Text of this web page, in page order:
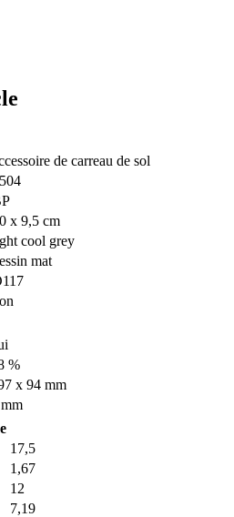
de carreau de sol
x 9,5 cm
cool grey
mat
%
x 94 mm
17,5
1,67
12
7,19